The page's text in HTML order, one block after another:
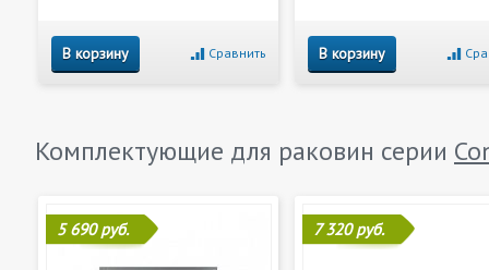
В корзину Сравнить В корзину
Комплектующие для раковин серии
5 690 руб. 7 320 руб.